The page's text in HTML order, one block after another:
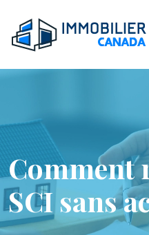
Comment
SCI sans